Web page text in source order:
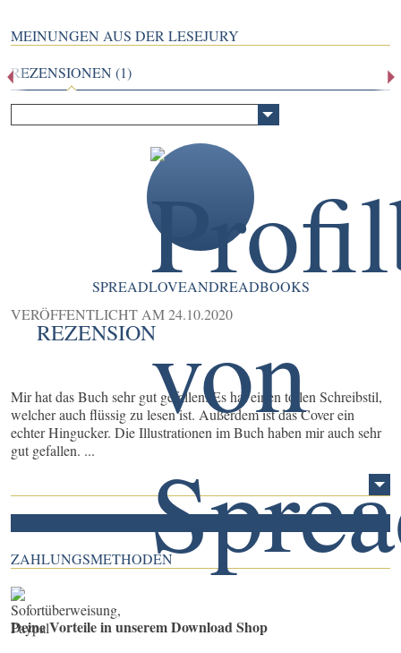
MEINUNGEN AUS DER LESEJURY
REZENSIONEN (1)
SPREADLOVEANDREADBOOKS
VERÖFFENTLICHT AM24.10.2020
REZENSION
Mir hat das Buch sehr gut gefallen. Es hat einen tollen Schreibstil,
welcher auch flüssig zu lesen ist. Außerdem ist das Cover ein
echter Hingucker. Die Illustrationen im Buch haben mir auch sehr
gut gefallen. ...
ZAHLUNGSMETHODEN
Deine Vorteile in unserem Download Shop